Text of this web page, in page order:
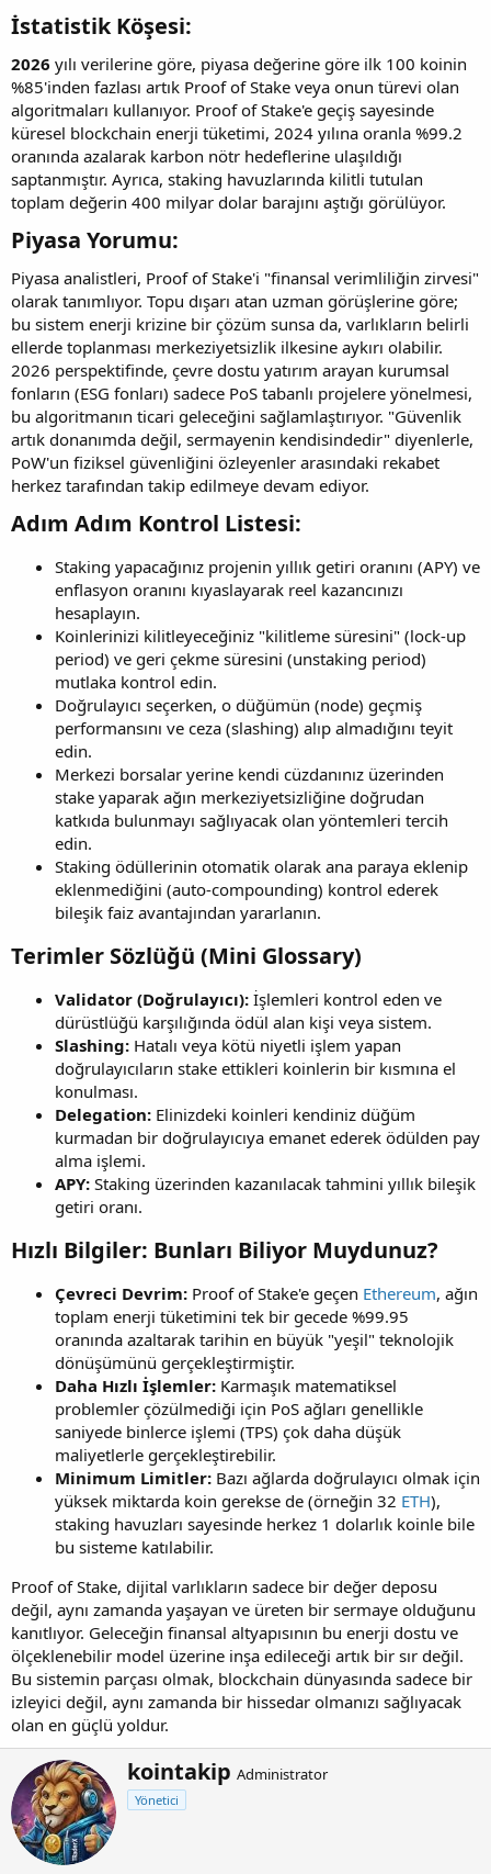
İstatistik Köşesi:​
2026 yılı verilerine göre, piyasa değerine göre ilk 100 koinin
%85'inden fazlası artık Proof of Stake veya onun türevi olan
algoritmaları kullanıyor. Proof of Stake'e geçiş sayesinde
küresel blockchain enerji tüketimi, 2024 yılına oranla %99.2
oranında azalarak karbon nötr hedeflerine ulaşıldığı
saptanmıştır. Ayrıca, staking havuzlarında kilitli tutulan
toplam değerin 400 milyar dolar barajını aştığı görülüyor.
Piyasa Yorumu:​
Piyasa analistleri, Proof of Stake'i "finansal verimliliğin zirvesi"
olarak tanımlıyor. Topu dışarı atan uzman görüşlerine göre;
bu sistem enerji krizine bir çözüm sunsa da, varlıkların belirli
ellerde toplanması merkeziyetsizlik ilkesine aykırı olabilir.
2026 perspektifinde, çevre dostu yatırım arayan kurumsal
fonların (ESG fonları) sadece PoS tabanlı projelere yönelmesi,
bu algoritmanın ticari geleceğini sağlamlaştırıyor. "Güvenlik
artık donanımda değil, sermayenin kendisindedir" diyenlerle,
PoW'un fiziksel güvenliğini özleyenler arasındaki rekabet
herkez tarafından takip edilmeye devam ediyor.
Adım Adım Kontrol Listesi:​
Staking yapacağınız projenin yıllık getiri oranını (APY) ve
enflasyon oranını kıyaslayarak reel kazancınızı
hesaplayın.
Koinlerinizi kilitleyeceğiniz "kilitleme süresini" (lock-up
period) ve geri çekme süresini (unstaking period)
mutlaka kontrol edin.
Doğrulayıcı seçerken, o düğümün (node) geçmiş
performansını ve ceza (slashing) alıp almadığını teyit
edin.
Merkezi borsalar yerine kendi cüzdanınız üzerinden
stake yaparak ağın merkeziyetsizliğine doğrudan
katkıda bulunmayı sağlıyacak olan yöntemleri tercih
edin.
Staking ödüllerinin otomatik olarak ana paraya eklenip
eklenmediğini (auto-compounding) kontrol ederek
bileşik faiz avantajından yararlanın.
Terimler Sözlüğü (Mini Glossary)​
Validator (Doğrulayıcı): İşlemleri kontrol eden ve
dürüstlüğü karşılığında ödül alan kişi veya sistem.
Slashing: Hatalı veya kötü niyetli işlem yapan
doğrulayıcıların stake ettikleri koinlerin bir kısmına el
konulması.
Delegation: Elinizdeki koinleri kendiniz düğüm
kurmadan bir doğrulayıcıya emanet ederek ödülden pay
alma işlemi.
APY: Staking üzerinden kazanılacak tahmini yıllık bileşik
getiri oranı.
Hızlı Bilgiler: Bunları Biliyor Muydunuz?​
Çevreci Devrim: Proof of Stake'e geçen Ethereum, ağın
toplam enerji tüketimini tek bir gecede %99.95
oranında azaltarak tarihin en büyük "yeşil" teknolojik
dönüşümünü gerçekleştirmiştir.
Daha Hızlı İşlemler: Karmaşık matematiksel
problemler çözülmediği için PoS ağları genellikle
saniyede binlerce işlemi (TPS) çok daha düşük
maliyetlerle gerçekleştirebilir.
Minimum Limitler: Bazı ağlarda doğrulayıcı olmak için
yüksek miktarda koin gerekse de (örneğin 32 ETH),
staking havuzları sayesinde herkez 1 dolarlık koinle bile
bu sisteme katılabilir.
Proof of Stake, dijital varlıkların sadece bir değer deposu
değil, aynı zamanda yaşayan ve üreten bir sermaye olduğunu
kanıtlıyor. Geleceğin finansal altyapısının bu enerji dostu ve
ölçeklenebilir model üzerine inşa edileceği artık bir sır değil.
Bu sistemin parçası olmak, blockchain dünyasında sadece bir
izleyici değil, aynı zamanda bir hissedar olmanızı sağlıyacak
olan en güçlü yoldur.
Y
a
z
kointakip Administrator
Yönetici